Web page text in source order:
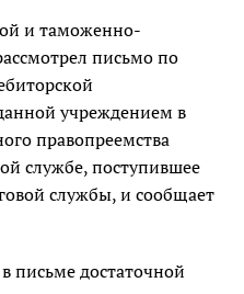
и таможенно-
письмо по
учреждением в
правопреемства
службе, поступившее
службы, и сообщает
письме достаточной